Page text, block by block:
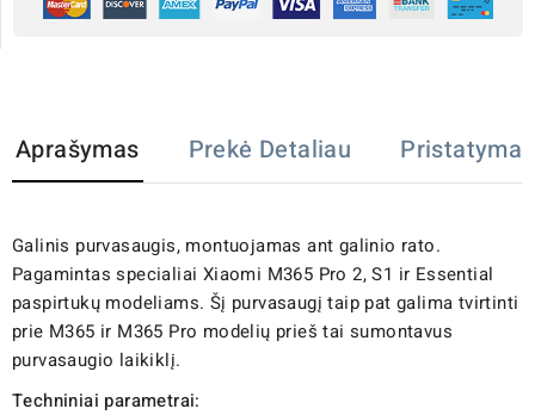
Aprašymas Prekė Detaliau Pristatymas
Galinis purvasaugis, montuojamas ant galinio rato.
Pagamintas specialiai Xiaomi M365 Pro 2, S1 ir Essential
paspirtukų modeliams. Šį purvasaugį taip pat galima tvirtinti
prie M365 ir M365 Pro modelių prieš tai sumontavus
purvasaugio laikiklį.
Techniniai parametrai: